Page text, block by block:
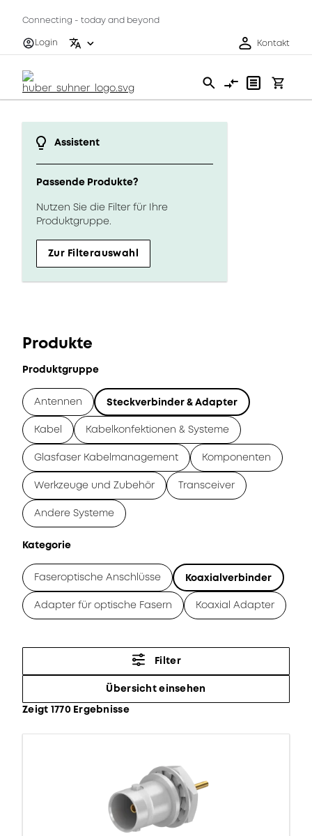
Connecting - today and beyond
Login
Kontakt
Assistent
Passende Produkte?
Nutzen Sie die Filter für Ihre
Produktgruppe.
Zur Filterauswahl
Produkte
Produktgruppe
Antennen Steckverbinder & Adapter
Kabel Kabelkonfektionen & Systeme
Glasfaser Kabelmanagement Komponenten
Werkzeuge und Zubehör Transceiver
Andere Systeme
Kategorie
Faseroptische Anschlüsse Koaxialverbinder
Adapter für optische Fasern Koaxial Adapter
Filter
Übersicht einsehen
Zeigt 1770 Ergebnisse